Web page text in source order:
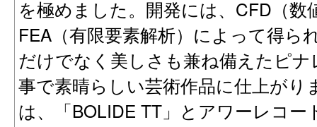
を極めました。開発には、CFD（数
FEA（有限要素解析）によって得ら
だけでなく美しさも兼ね備えたピ
事で素晴らしい芸術作品に仕上がり
は、「BOLIDE TT」とアワーレコ